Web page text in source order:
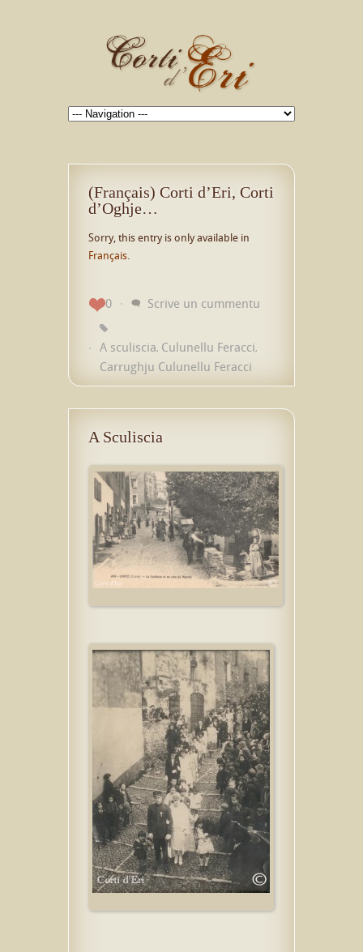
(Français) Corti d’Eri, Corti
d’Oghje…
Sorry, this entry is only available in
Français
0 Scrive un cummentu
A sculiscia, Culunellu Feracci,
Carrughju Culunellu Feracci
A Sculiscia